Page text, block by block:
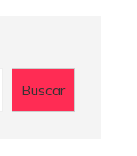
Buscar